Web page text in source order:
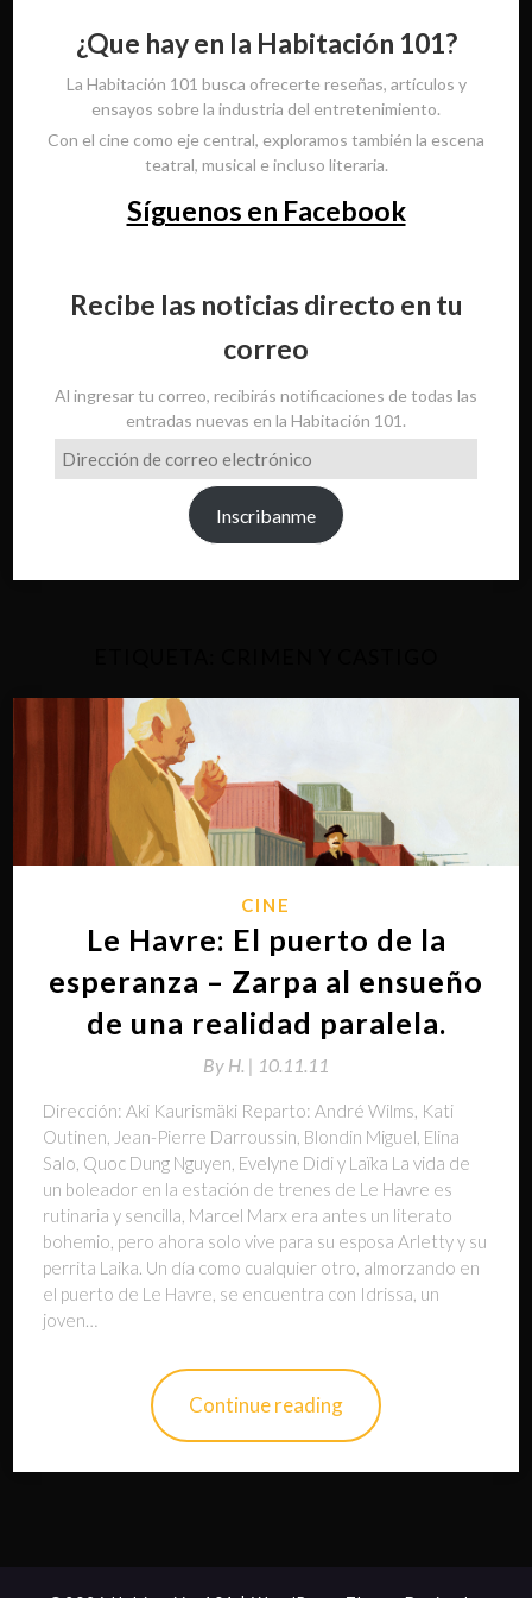
¿Que hay en la Habitación 101?
La Habitación 101 busca ofrecerte reseñas, artículos y
ensayos sobre la industria del entretenimiento.
Con el cine como eje central, exploramos también la escena
teatral, musical e incluso literaria.
Síguenos en Facebook
Recibe las noticias directo en tu
correo
Al ingresar tu correo, recibirás notificaciones de todas las
entradas nuevas en la Habitación 101.
Dirección
de
Inscribanme
CINE
Le Havre: El puerto de la
esperanza – Zarpa al ensueño
de una realidad paralela.
By H. | 10.11.11
Dirección: Aki Kaurismäki Reparto: André Wilms, Kati
Outinen, Jean-Pierre Darroussin, Blondin Miguel, Elina
Salo, Quoc Dung Nguyen, Evelyne Didi y Laïka La vida de
un boleador en la estación de trenes de Le Havre es
rutinaria y sencilla, Marcel Marx era antes un literato
bohemio, pero ahora solo vive para su esposa Arletty y su
perrita Laika. Un día como cualquier otro, almorzando en
el puerto de Le Havre, se encuentra con Idrissa, un
joven…
Continue reading